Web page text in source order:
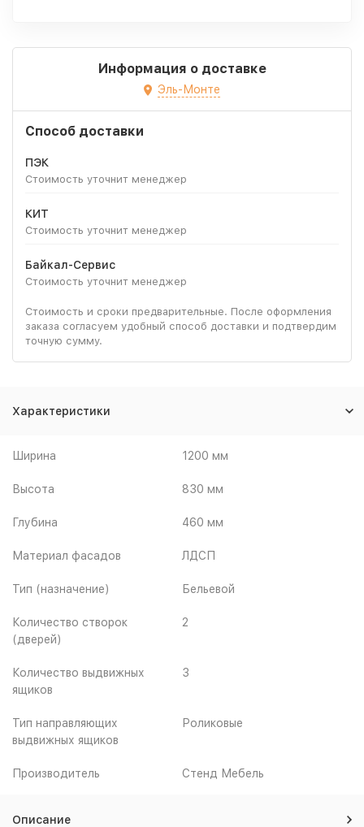
Информация о доставке
Эль-Монте
Способ доставки
ПЭК
Стоимость уточнит менеджер
КИТ
Стоимость уточнит менеджер
Байкал-Сервис
Стоимость уточнит менеджер
Стоимость и сроки предварительные. После оформления
заказа согласуем удобный способ доставки и подтвердим
точную сумму.
Характеристики
Ширина 1200 мм
Высота 830 мм
Глубина 460 мм
Материал фасадов ЛДСП
Тип (назначение) Бельевой
Количество створок
(дверей)
2
Количество выдвижных
ящиков
3
Тип направляющих
выдвижных ящиков
Роликовые
Производитель Стенд Мебель
Описание